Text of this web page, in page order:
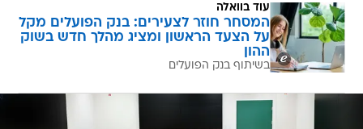
עוד בוואלה
המסחר חוזר לצעירים: בנק הפועלים מקל
על הצעד הראשון ומציג מהלך חדש בשוק
ההון
בשיתוף בנק הפועלים